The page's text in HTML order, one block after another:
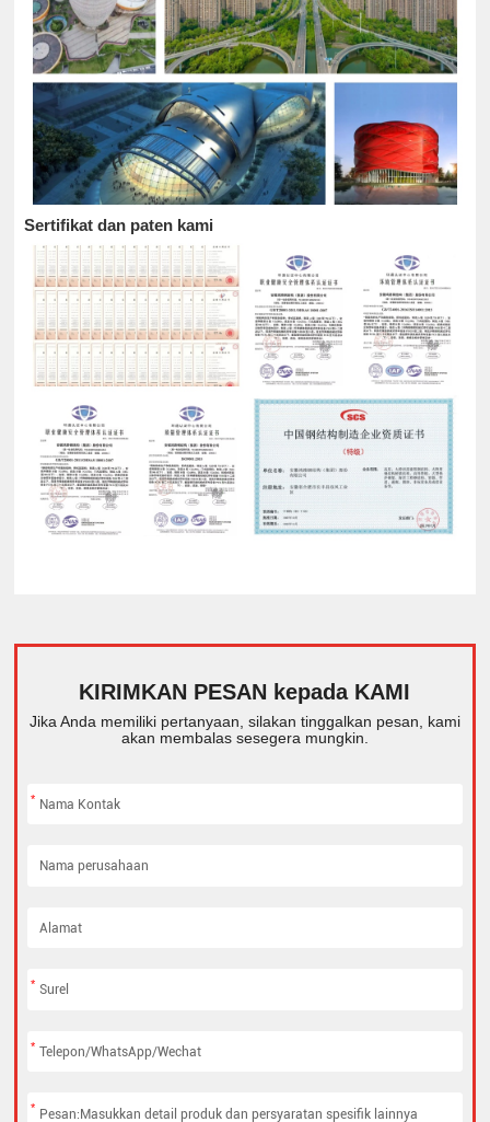
Sertifikat dan paten kami
KIRIMKAN PESAN kepada KAMI
Jika Anda memiliki pertanyaan, silakan tinggalkan pesan, kami
akan membalas sesegera mungkin.
*
*
*
*